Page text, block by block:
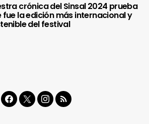
crónica del Sinsal 2024 prueba
fue la edición más internacional y
del festival